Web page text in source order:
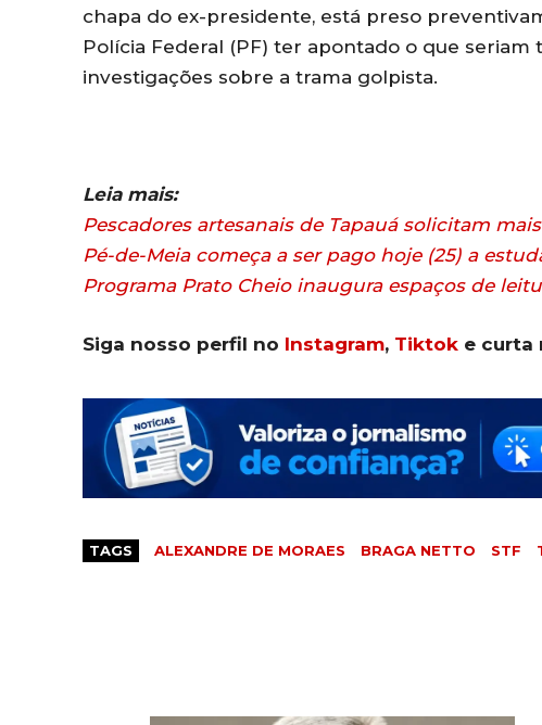
chapa do ex-presidente, está preso
Polícia Federal (PF) ter apontado o que
investigações sobre a trama golpista.
Leia mais:
Pescadores artesanais de Tapauá solicitam
Pé-de-Meia começa a ser pago hoje (25) a
Programa Prato Cheio inaugura espaços de
Siga nosso perfil no Instagram, Tiktok e curta
TAGS ALEXANDRE DE MORAES BRAGA NETTO STF